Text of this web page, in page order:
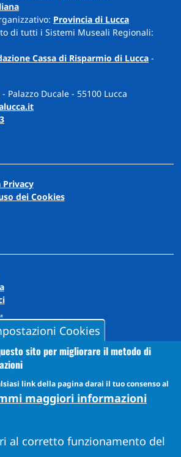
Provincia di Lucca
di tutti i Sistemi Museali Regionali:
Cassa di Risparmio di Lucca -
Palazzo Ducale - 55100 Lucca
dei Cookies
Cookies
sito per migliorare il metodo di
link della pagina darai il tuo consenso al
maggiori informazioni
al corretto funzionamento del